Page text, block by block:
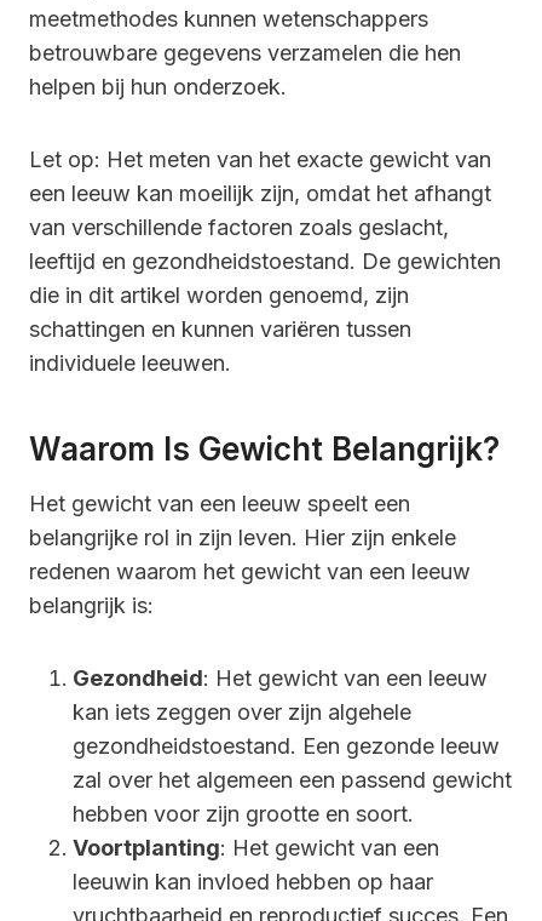
meetmethodes kunnen wetenschappers
betrouwbare gegevens verzamelen die hen
helpen bij hun onderzoek.
Let op: Het meten van het exacte gewicht van
een leeuw kan moeilijk zijn, omdat het afhangt
van verschillende factoren zoals geslacht,
leeftijd en gezondheidstoestand. De gewichten
die in dit artikel worden genoemd, zijn
schattingen en kunnen variëren tussen
individuele leeuwen.
Waarom Is Gewicht Belangrijk?
Het gewicht van een leeuw speelt een
belangrijke rol in zijn leven. Hier zijn enkele
redenen waarom het gewicht van een leeuw
belangrijk is:
Gezondheid: Het gewicht van een leeuw
kan iets zeggen over zijn algehele
gezondheidstoestand. Een gezonde leeuw
zal over het algemeen een passend gewicht
hebben voor zijn grootte en soort.
Voortplanting: Het gewicht van een
leeuwin kan invloed hebben op haar
vruchtbaarheid en reproductief succes. Een